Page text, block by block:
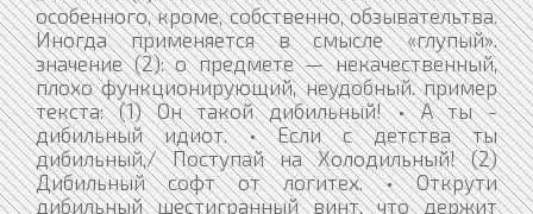
особенного, кроме, собственно, обзывательтва.
Иногда применяется в смысле «глупый».
значение (2): о предмете — некачественный,
плохо функционирующий, неудобный. пример
текста: (1) Он такой дибильный! • А ты -
дибильный идиот. • Если с детства ты
дибильный,/ Поступай на Холодильный! (2)
Дибильный софт от логитех. • Открути
дибильный шестигранный винт, что держит